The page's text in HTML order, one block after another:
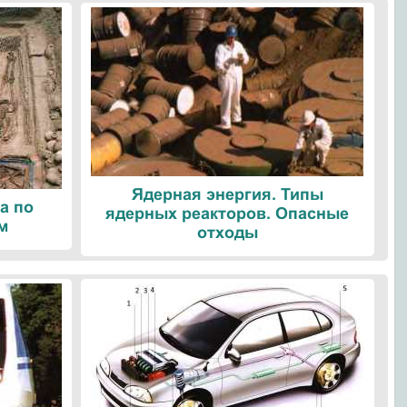
по
Ядерная энергия. Типы
ядерных реакторов. Опасные
отходы